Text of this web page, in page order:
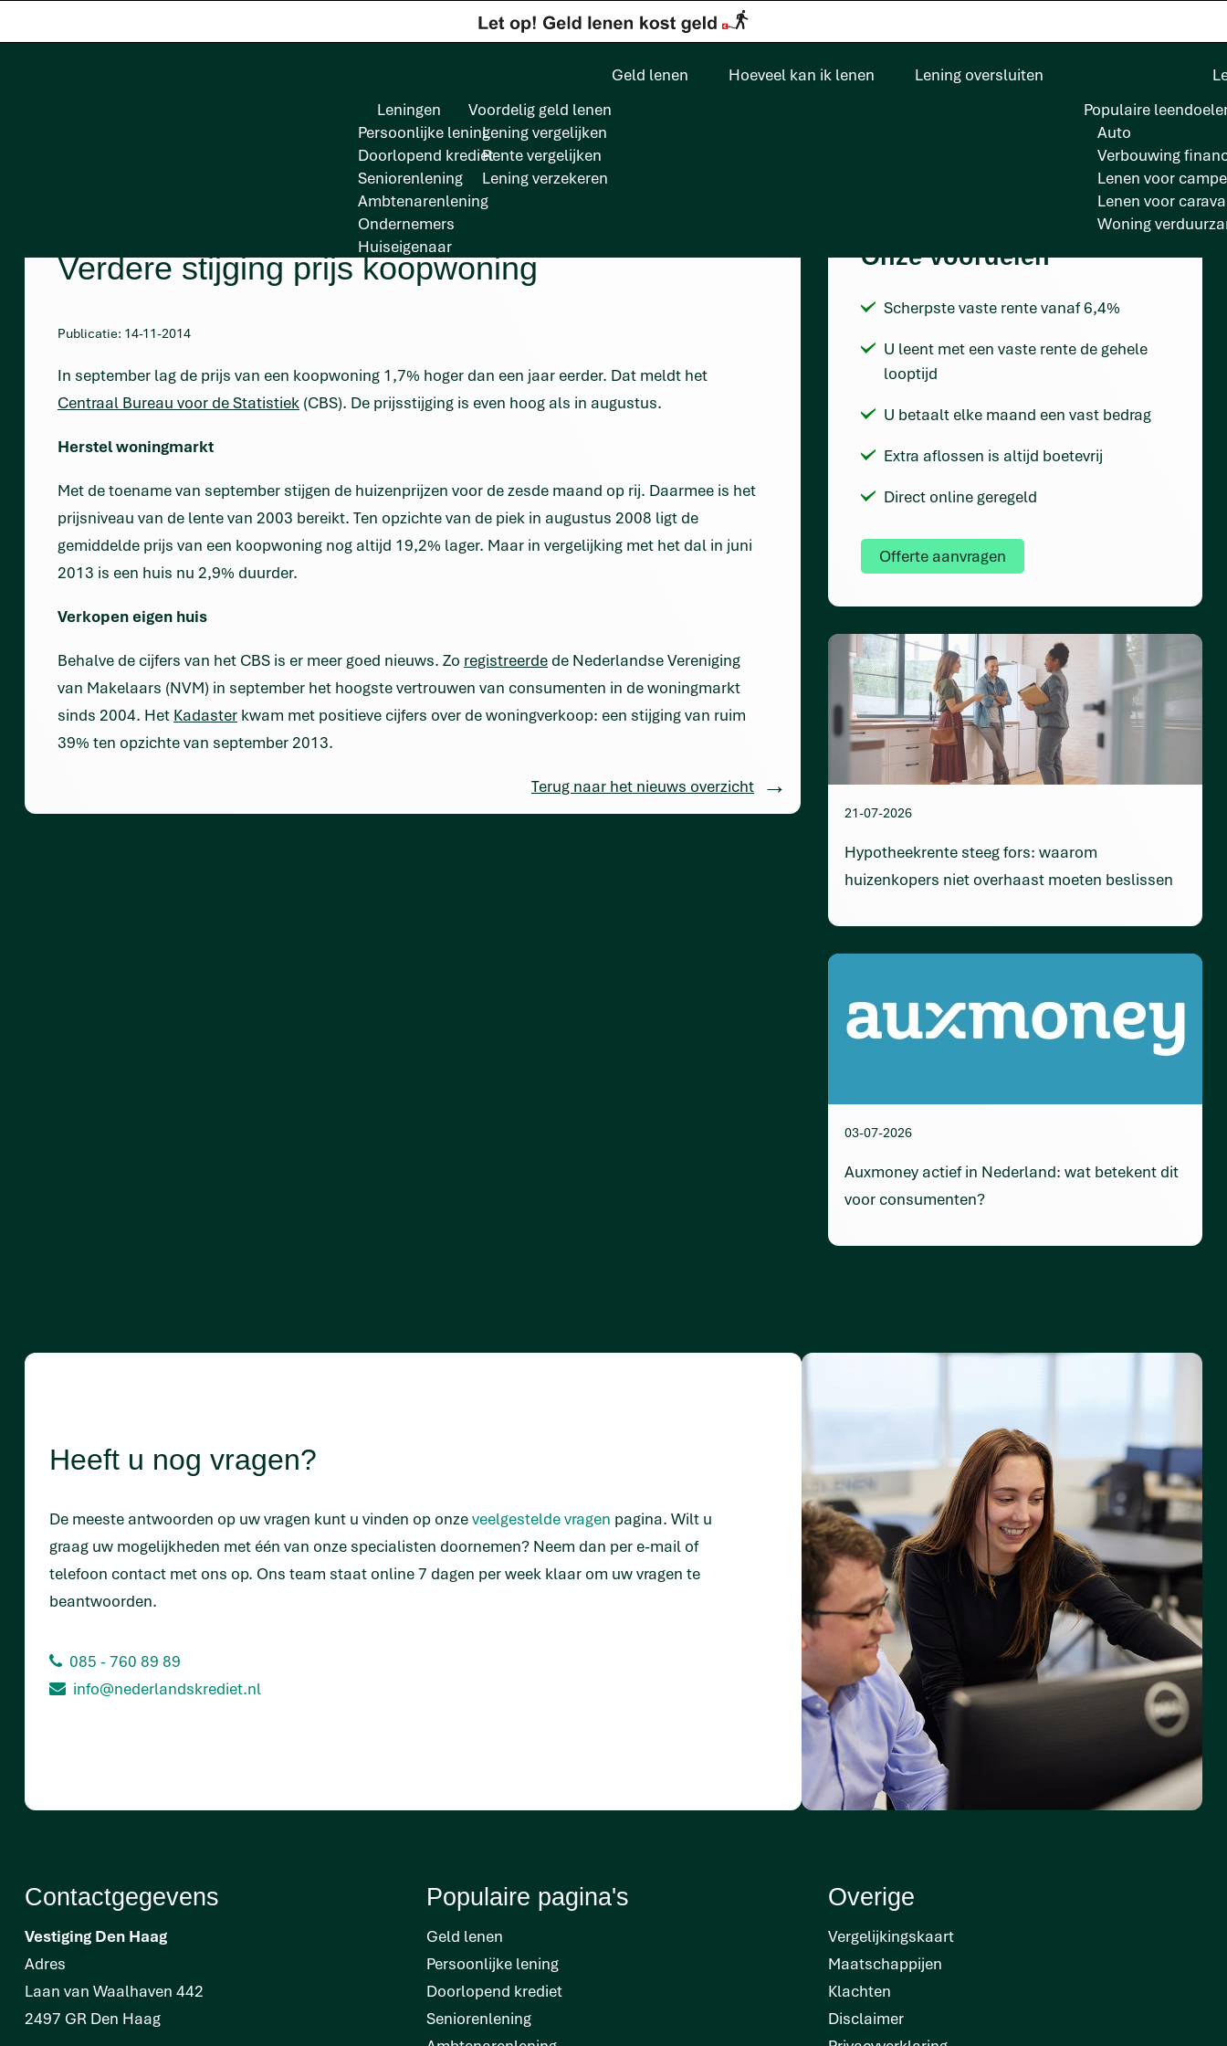
Geld lenen
Leningen
Persoonlijke lening
Doorlopend krediet
Seniorenlening
Ambtenarenlening
Ondernemers
Huiseigenaar
Voordelig geld lenen
Lening vergelijken
Rente vergelijken
Lening verzekeren
Hoeveel kan ik lenen Lening oversluiten
Populaire
Auto
Verbouwing
Lenen voor
Lenen voor
Woning
Verdere stijging prijs koopwoning
Publicatie: 14-11-2014
In september lag de prijs van een koopwoning 1,7% hoger dan een jaar eerder. Dat meldt het
Centraal Bureau voor de Statistiek (CBS). De prijsstijging is even hoog als in augustus.
Herstel woningmarkt
Met de toename van september stijgen de huizenprijzen voor de zesde maand op rij. Daarmee is het
prijsniveau van de lente van 2003 bereikt. Ten opzichte van de piek in augustus 2008 ligt de
gemiddelde prijs van een koopwoning nog altijd 19,2% lager. Maar in vergelijking met het dal in juni
2013 is een huis nu 2,9% duurder.
Verkopen eigen huis
Behalve de cijfers van het CBS is er meer goed nieuws. Zo registreerde de Nederlandse Vereniging
van Makelaars (NVM) in september het hoogste vertrouwen van consumenten in de woningmarkt
sinds 2004. Het Kadaster kwam met positieve cijfers over de woningverkoop: een stijging van ruim
39% ten opzichte van september 2013.
Terug naar het nieuws overzicht
Onze voordelen
Scherpste vaste rente vanaf 6,4%
U leent met een vaste rente de gehele
looptijd
U betaalt elke maand een vast bedrag
Extra aflossen is altijd boetevrij
Direct online geregeld
Offerte aanvragen
21-07-2026
Hypotheekrente steeg fors: waarom
huizenkopers niet overhaast moeten beslissen
03-07-2026
Auxmoney actief in Nederland: wat betekent dit
voor consumenten?
Heeft u nog vragen?
De meeste antwoorden op uw vragen kunt u vinden op onzeveelgestelde vragen pagina. Wilt u
graag uw mogelijkheden met één van onze specialisten doornemen? Neem dan per e-mail of
telefoon contact met ons op. Ons team staat online 7 dagen per week klaar om uw vragen te
beantwoorden.
085 - 760 89 89
info@nederlandskrediet.nl
Contactgegevens
Vestiging Den Haag
Adres
Laan van Waalhaven 442
2497 GR Den Haag
Populaire pagina's
Geld lenen
Persoonlijke lening
Doorlopend krediet
Seniorenlening
Overige
Vergelijkingskaart
Maatschappijen
Klachten
Disclaimer